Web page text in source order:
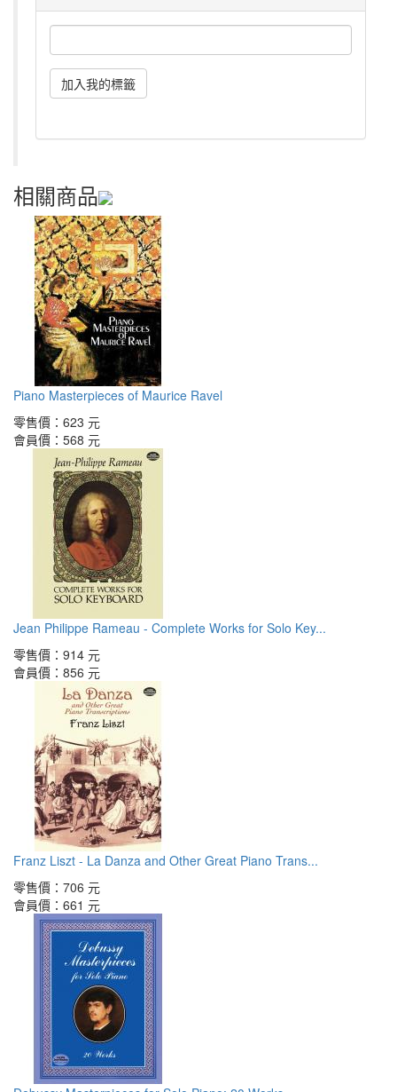
相關商品
Piano Masterpieces of Maurice Ravel
零售價： 623 元
會員價： 568 元
Jean Philippe Rameau - Complete Works for Solo Key...
零售價： 914 元
會員價： 856 元
Franz Liszt - La Danza and Other Great Piano Trans...
零售價： 706 元
會員價： 661 元